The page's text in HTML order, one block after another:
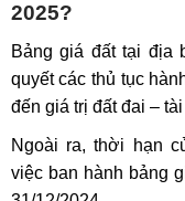
2025?
Bảng giá đất tại địa
quyết các thủ tục
đến giá trị đất đai –
Ngoài ra, thời hạn
việc ban hành bảng